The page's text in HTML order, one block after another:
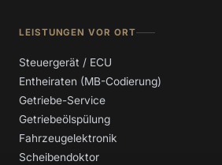
LEISTUNGEN VOR ORT
Steuergerät / ECU
Entheiraten (MB-Codierung)
Getriebe-Service
Getriebeölspülung
Fahrzeugelektronik
Scheibendoktor